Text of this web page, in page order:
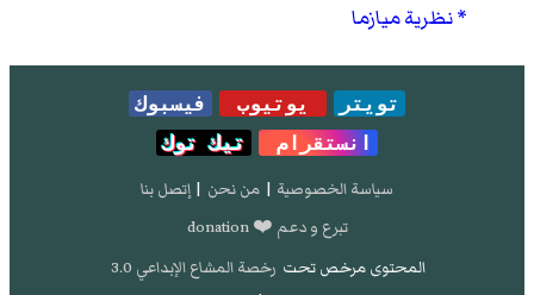
نظرية ميازما
تويتر يوتيوب
فيسبوك
انستقرام
تيك توك
سياسة الخصوصية | من نحن | إتصل بنا
تبرع و دعم ❤️ donation
المحتوى مرخص تحت رخصة المشاع الإبداعي 3.0